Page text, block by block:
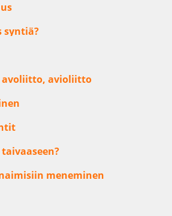
syntiä?
avoliitto, avioliitto
meneminen